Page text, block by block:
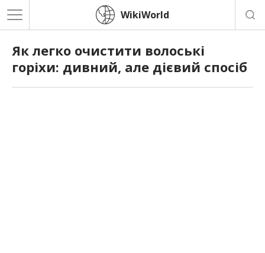
WikiWorld
Як легко очистити волоські
горіхи: дивний, але дієвий спосіб